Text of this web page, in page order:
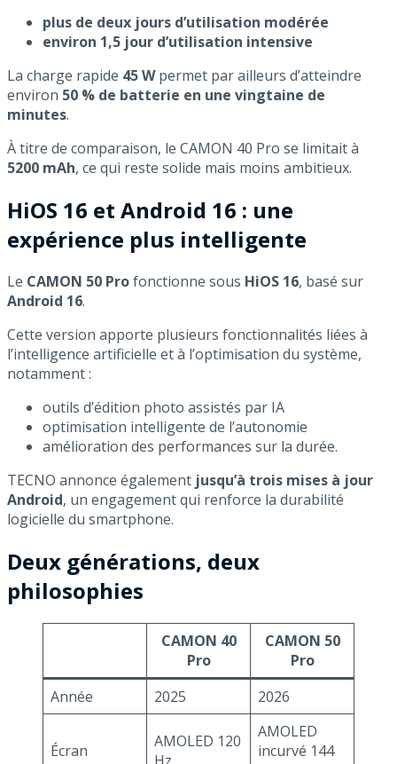
plus de deux jours d’utilisation modérée
environ 1,5 jour d’utilisation intensive
La charge rapide 45 Wpermet par ailleurs d’atteindre
environ 50 % de batterie en une vingtaine de
minutes.
À titre de comparaison, le CAMON 40 Pro se limitait à
5200 mAh, ce qui reste solide mais moins ambitieux.
HiOS 16 et Android 16 : une
expérience plus intelligente
Le CAMON 50 Profonctionne sous HiOS 16, basé sur
Android 16.
Cette version apporte plusieurs fonctionnalités liées à
l’intelligence artificielle et à l’optimisation du système,
notamment :
outils d’édition photo assistés par IA
optimisation intelligente de l’autonomie
amélioration des performances sur la durée.
TECNO annonce également jusqu’à trois mises à jour
Android, un engagement qui renforce la durabilité
logicielle du smartphone.
Deux générations, deux
philosophies
CAMON 40
Pro
CAMON 50
Pro
Année
2025 2026
Écran
AMOLED 120
AMOLED
incurvé 144